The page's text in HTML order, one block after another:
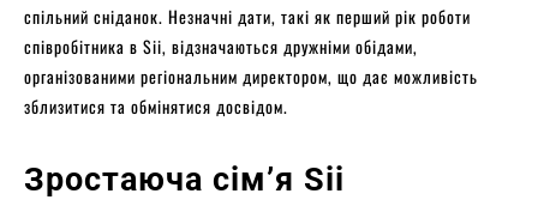
спільний сніданок. Незначні дати, такі як перший рік роботи
співробітника в Sii, відзначаються дружніми обідами,
організованими регіональним директором, що дає можливість
зблизитися та обмінятися досвідом.
Зростаюча сім’я Sii